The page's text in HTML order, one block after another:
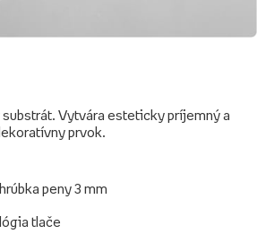
Vytvára esteticky príjemný a
prvok.
peny 3 mm
tlače